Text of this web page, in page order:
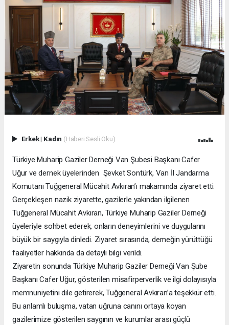
Erkek| Kadın (Haberi Sesli Oku)
Türkiye Muharip Gaziler Derneği Van Şubesi Başkanı Cafer
Uğur ve dernek üyelerinden Şevket Sontürk, Van İl Jandarma
Komutanı Tuğgeneral Mücahit Avkıran’ı makamında ziyaret etti.
Gerçekleşen nazik ziyarette, gazilerle yakından ilgilenen
Tuğgeneral Mücahit Avkıran, Türkiye Muharip Gaziler Derneği
üyeleriyle sohbet ederek, onların deneyimlerini ve duygularını
büyük bir saygıyla dinledi. Ziyaret sırasında, derneğin yürüttüğü
faaliyetler hakkında da detaylı bilgi verildi.
Ziyaretin sonunda Türkiye Muharip Gaziler Derneği Van Şube
Başkanı Cafer Uğur, gösterilen misafirperverlik ve ilgi dolayısıyla
memnuniyetini dile getirerek, Tuğgeneral Avkıran’a teşekkür etti.
Bu anlamlı buluşma, vatan uğruna canını ortaya koyan
gazilerimize gösterilen saygının ve kurumlar arası güçlü